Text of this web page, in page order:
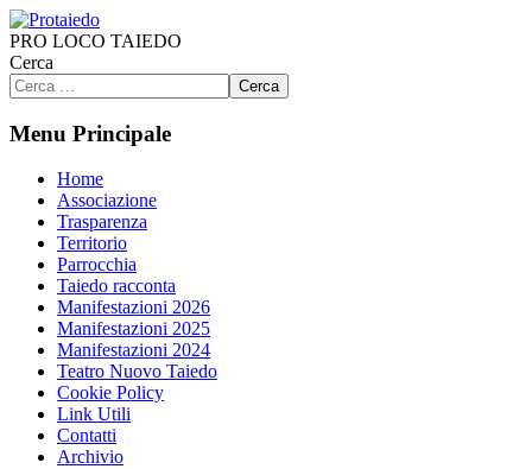
PRO LOCO TAIEDO
Cerca
Cerca
Menu Principale
Home
Associazione
Trasparenza
Territorio
Parrocchia
Taiedo racconta
Manifestazioni 2026
Manifestazioni 2025
Manifestazioni 2024
Teatro Nuovo Taiedo
Cookie Policy
Link Utili
Contatti
Archivio